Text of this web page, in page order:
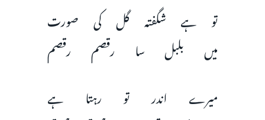
تو ہے شگفتہ گل کی صورت
میں بلبل سا رقصم رقصم
میرے اندر تو رہتا ہے